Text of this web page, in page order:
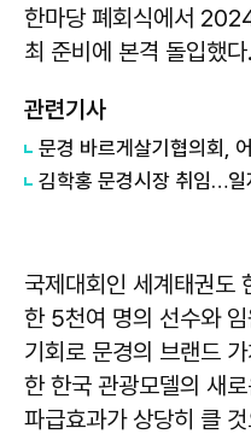
한마당 폐회식에서
최 준비에 본격 돌입했다.
관련기사
문경 바르게살기협의회,
국제대회인 세계태권도
한 5천여 명의 선수와
기회로 문경의 브랜드
한 한국 관광모델의 새
파급효과가 상당히 클